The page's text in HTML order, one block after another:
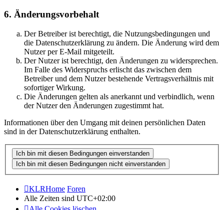
6. Änderungsvorbehalt
Der Betreiber ist berechtigt, die Nutzungsbedingungen und
die Datenschutzerklärung zu ändern. Die Änderung wird dem
Nutzer per E-Mail mitgeteilt.
Der Nutzer ist berechtigt, den Änderungen zu widersprechen.
Im Falle des Widerspruchs erlischt das zwischen dem
Betreiber und dem Nutzer bestehende Vertragsverhältnis mit
sofortiger Wirkung.
Die Änderungen gelten als anerkannt und verbindlich, wenn
der Nutzer den Änderungen zugestimmt hat.
Informationen über den Umgang mit deinen persönlichen Daten
sind in der Datenschutzerklärung enthalten.
KLRHome Foren
Alle Zeiten sind UTC+02:00